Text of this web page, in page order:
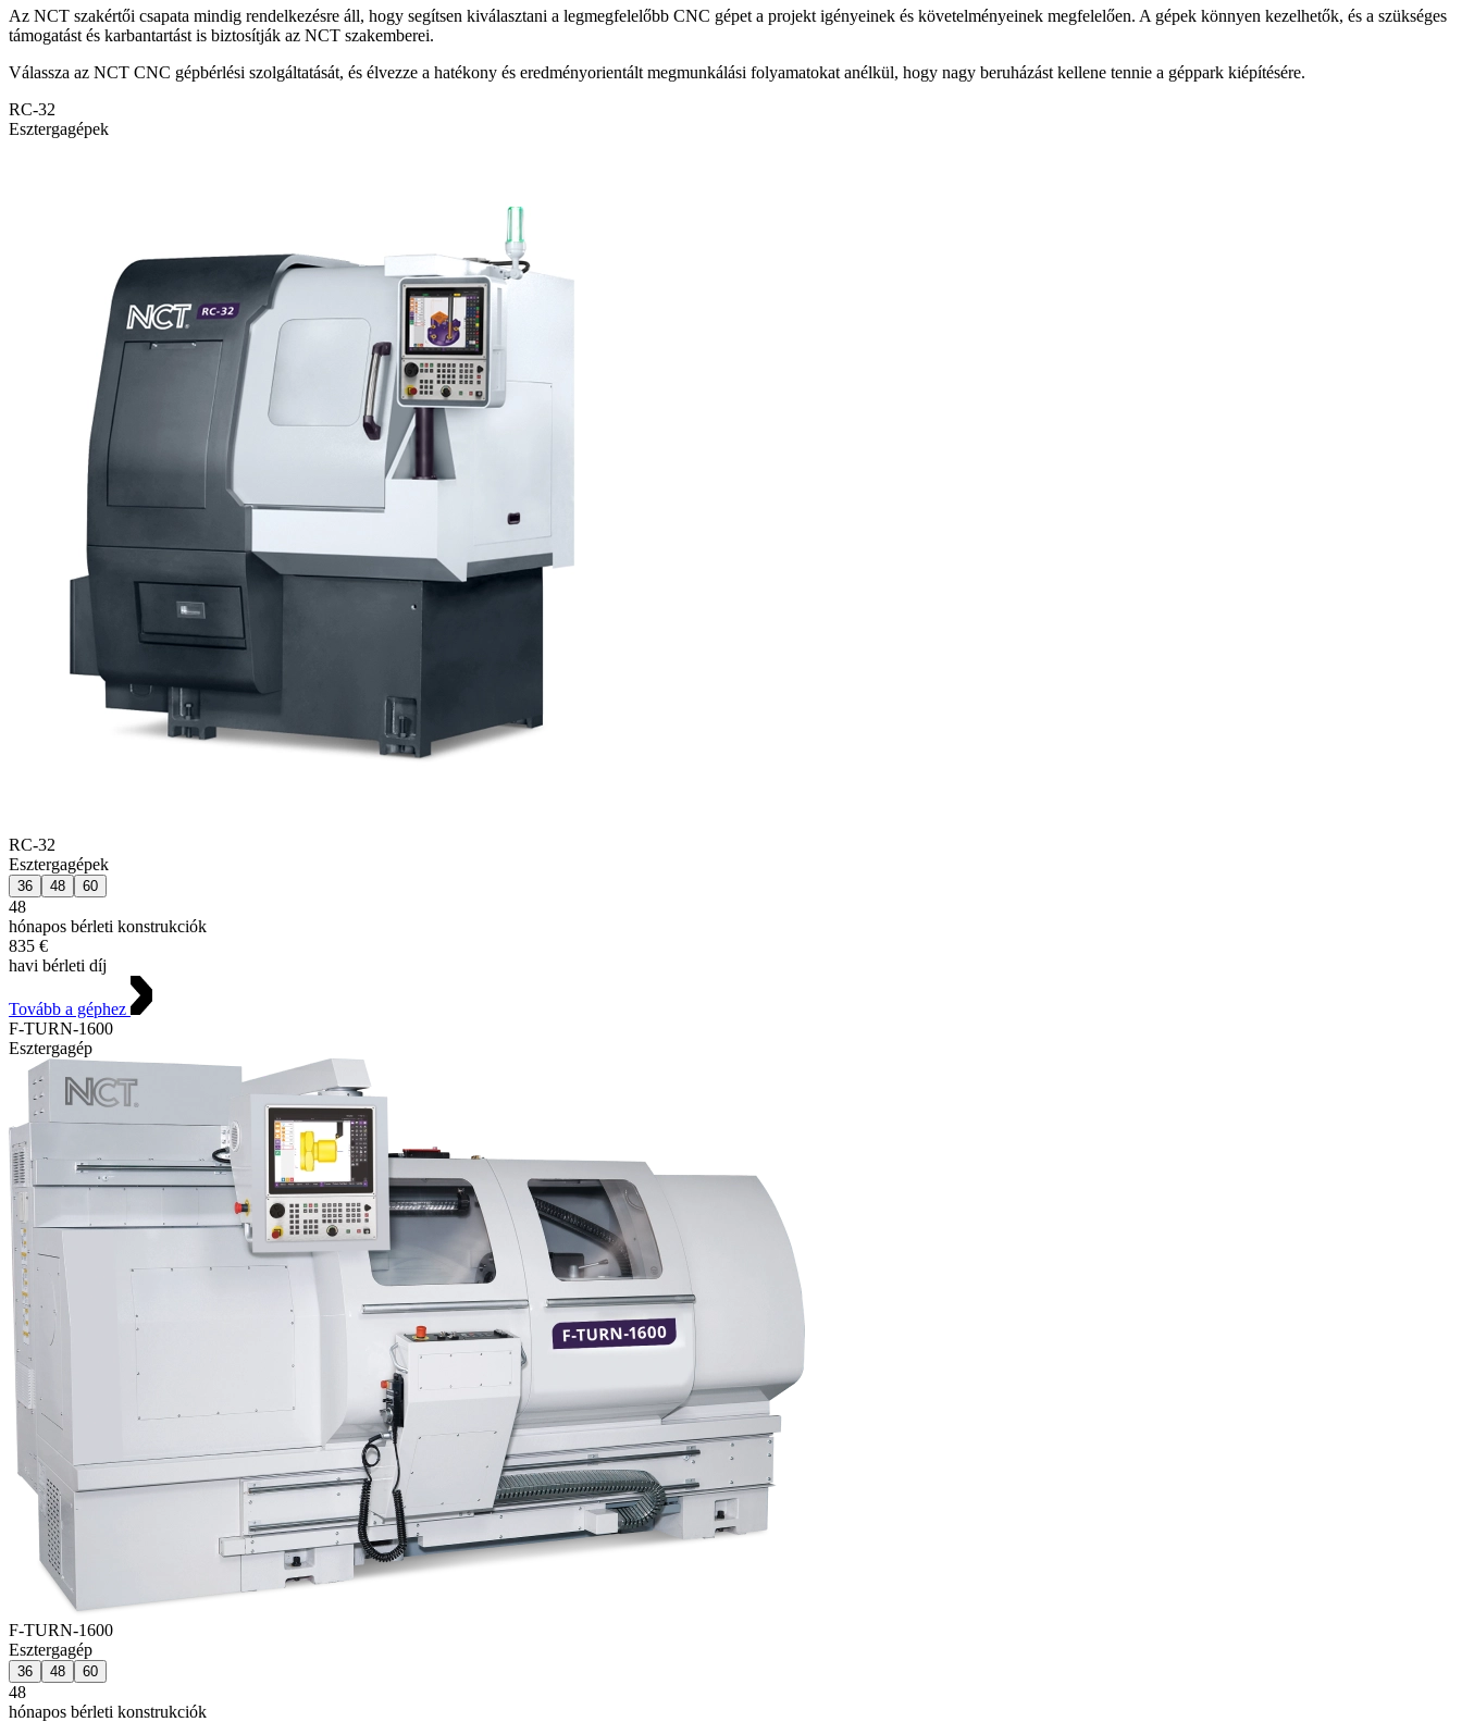
Az NCT szakértői csapata mindig rendelkezésre áll, hogy segítsen kiválasztani a legmegfelelőbb CNC gépet a projekt igényeinek és követelményeinek megfelelően. A gépek könnyen kezelhetők, és a szükséges
támogatást és karbantartást is biztosítják az NCT szakemberei.
Válassza az NCT CNC gépbérlési szolgáltatását, és élvezze a hatékony és eredményorientált megmunkálási folyamatokat anélkül, hogy nagy beruházást kellene tennie a géppark kiépítésére.
RC-32
Esztergagépek
RC-32
Esztergagépek
36 48 60
48
hónapos bérleti konstrukciók
835 €
havi bérleti díj
Tovább a géphez
F-TURN-1600
Esztergagép
F-TURN-1600
Esztergagép
36 48 60
48
hónapos bérleti konstrukciók